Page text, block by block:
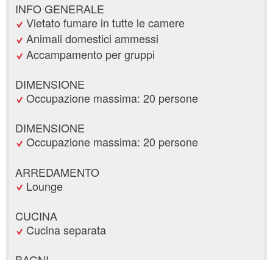
INFO GENERALE
Vietato fumare in tutte le camere
Animali domestici ammessi
Accampamento per gruppi
DIMENSIONE
Occupazione massima: 20 persone
DIMENSIONE
Occupazione massima: 20 persone
ARREDAMENTO
Lounge
CUCINA
Cucina separata